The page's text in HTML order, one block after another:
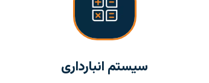
سیستم انبارداری